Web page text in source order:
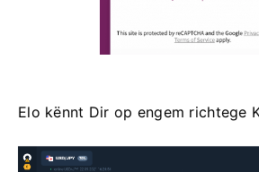
Elo kënnt Dir op engem richtege